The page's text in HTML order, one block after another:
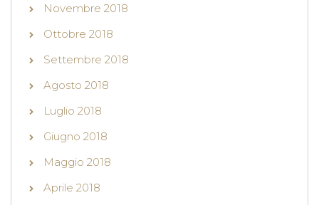
Novembre 2018
Ottobre 2018
Settembre 2018
Agosto 2018
Luglio 2018
Giugno 2018
Maggio 2018
Aprile 2018